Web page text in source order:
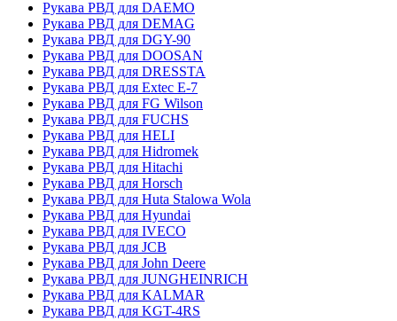
Рукава РВД для DAEMO
Рукава РВД для DEMAG
Рукава РВД для DGY-90
Рукава РВД для DOOSAN
Рукава РВД для DRESSTA
Рукава РВД для Extec E-7
Рукава РВД для FG Wilson
Рукава РВД для FUCHS
Рукава РВД для HELI
Рукава РВД для Hidromek
Рукава РВД для Hitachi
Рукава РВД для Horsch
Рукава РВД для Huta Stalowa Wola
Рукава РВД для Hyundai
Рукава РВД для IVECO
Рукава РВД для JCB
Рукава РВД для John Deere
Рукава РВД для JUNGHEINRICH
Рукава РВД для KALMAR
Рукава РВД для KGT-4RS